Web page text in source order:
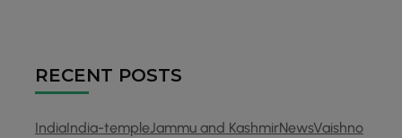
RECENT POSTS
IndiaIndia-templeJammu and KashmirNewsVaishno